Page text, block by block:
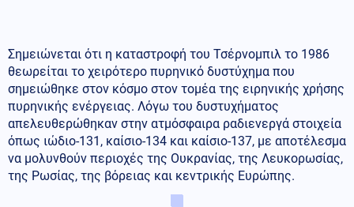
Σημειώνεται ότι η καταστροφή του Τσέρνομπιλ το 1986
θεωρείται το χειρότερο πυρηνικό δυστύχημα που
σημειώθηκε στον κόσμο στον τομέα της ειρηνικής χρήσης
πυρηνικής ενέργειας. Λόγω του δυστυχήματος
απελευθερώθηκαν στην ατμόσφαιρα ραδιενεργά στοιχεία
όπως ιώδιο-131, καίσιο-134 και καίσιο-137, με αποτέλεσμα
να μολυνθούν περιοχές της Ουκρανίας, της Λευκορωσίας,
της Ρωσίας, της βόρειας και κεντρικής Ευρώπης.